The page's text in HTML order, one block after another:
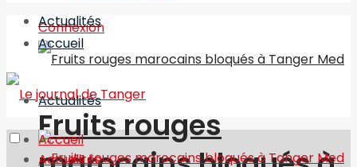
Connexion
Actualités
Fruits rouges
Accueil
Actualités
Accueil
Actualités